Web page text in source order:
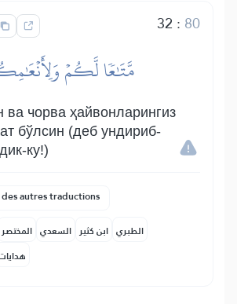
32 : 80
مَّتَٰعٗا لَّكُمۡ
ва чорва ҳайвонларингиз
бўлсин (деб ундириб-
ку!)
autres traductions
المختصر السعدي ابن كثير الطبري